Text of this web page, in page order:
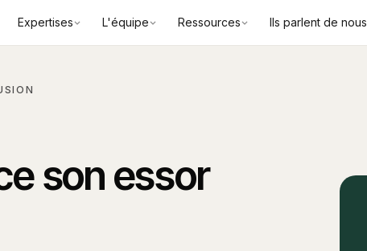
Expertises L'équipe Ressources Ils parlent de nous
son essor